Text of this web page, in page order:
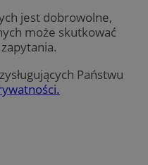
jest dobrowolne,
może skutkować
Państwu